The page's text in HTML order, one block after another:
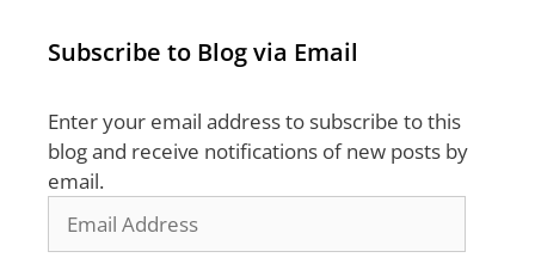
Subscribe to Blog via Email
Enter your email address to subscribe to this
blog and receive notifications of new posts by
email.
Address